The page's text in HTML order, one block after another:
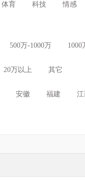
体育 科技 情感
500万-1000万 1000
20万以上 其它
安徽 福建 江